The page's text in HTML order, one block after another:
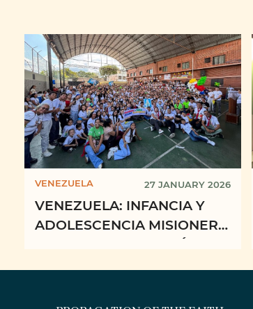
VENEZUELA 27 JANUARY 2026
VENEZUELA: INFANCIA Y
ADOLESCENCIA MISIONERA
VENEZUELA CELEBRÓ